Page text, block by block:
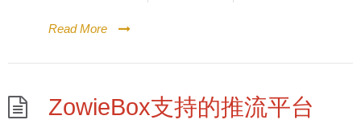
Read More
ZowieBox支持的推流平台